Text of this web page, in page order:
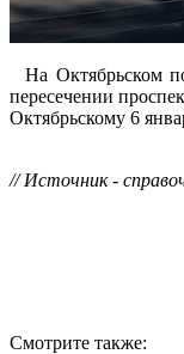
На Октябрьском
пересечении
Октябрьскому 6
// Источник -
Смотрите также: